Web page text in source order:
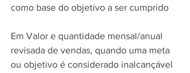
como base do objetivo a ser cumprido
Em Valor e quantidade mensal/anual
revisada de vendas, quando uma meta
ou objetivo é considerado inalcançável